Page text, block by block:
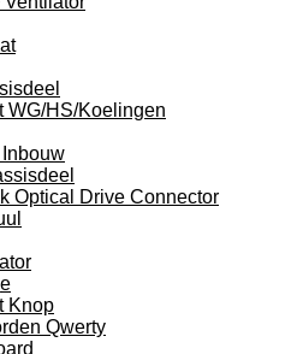
WG/HS/Koelingen
Optical Drive Connector
Knop
Qwerty